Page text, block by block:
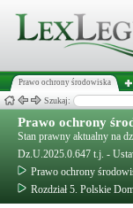
Prawo ochrony środowiska
Szukaj:
Prawo ochrony
Stan prawny aktualny na
Dz.U.2025.0.647 t.j. -
Prawo ochrony
Rozdział 5. Polskie